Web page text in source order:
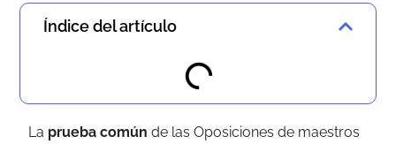
Índice del artículo
La prueba común de las Oposiciones de maestros